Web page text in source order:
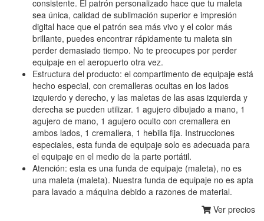
consistente. El patrón personalizado hace que tu maleta
sea única, calidad de sublimación superior e impresión
digital hace que el patrón sea más vivo y el color más
brillante, puedes encontrar rápidamente tu maleta sin
perder demasiado tiempo. No te preocupes por perder
equipaje en el aeropuerto otra vez.
Estructura del producto: el compartimento de equipaje está
hecho especial, con cremalleras ocultas en los lados
izquierdo y derecho, y las maletas de las asas izquierda y
derecha se pueden utilizar. 1 agujero dibujado a mano, 1
agujero de mano, 1 agujero oculto con cremallera en
ambos lados, 1 cremallera, 1 hebilla fija. Instrucciones
especiales, esta funda de equipaje solo es adecuada para
el equipaje en el medio de la parte portátil.
Atención: esta es una funda de equipaje (maleta), no es
una maleta (maleta). Nuestra funda de equipaje no es apta
para lavado a máquina debido a razones de material.
Ver precios